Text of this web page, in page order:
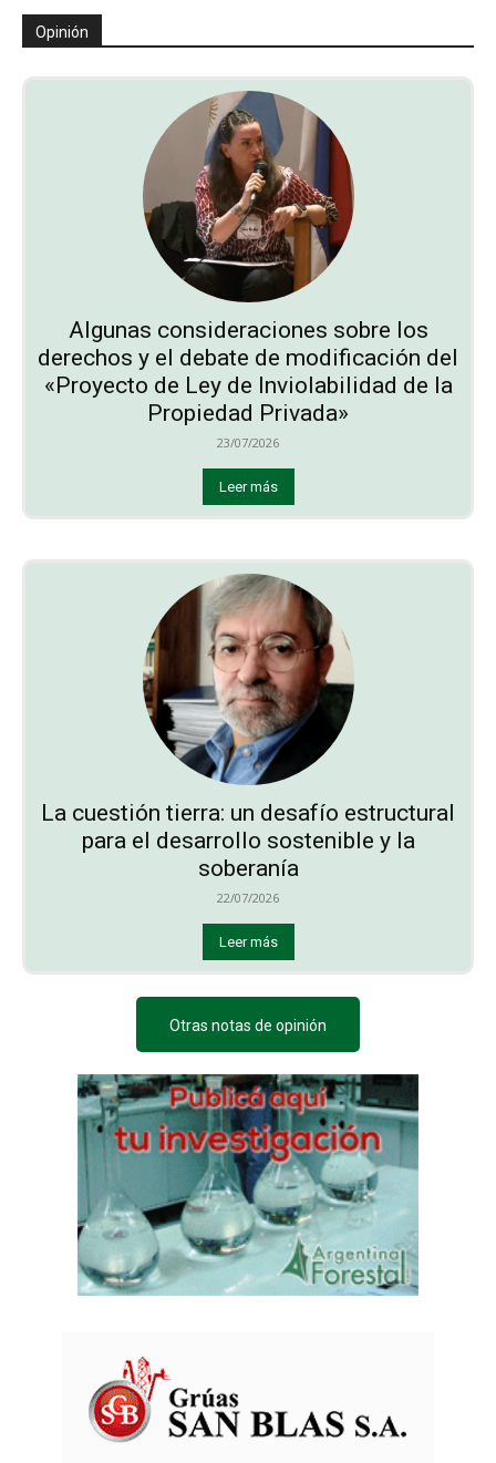
Opinión
Algunas consideraciones sobre los
derechos y el debate de modificación del
«Proyecto de Ley de Inviolabilidad de la
Propiedad Privada»
23/07/2026
Leer más
La cuestión tierra: un desafío estructural
para el desarrollo sostenible y la
soberanía
22/07/2026
Leer más
Otras notas de opinión